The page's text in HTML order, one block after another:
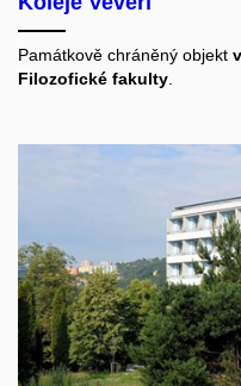
Památkově chráněný objekt
Filozofické fakulty.